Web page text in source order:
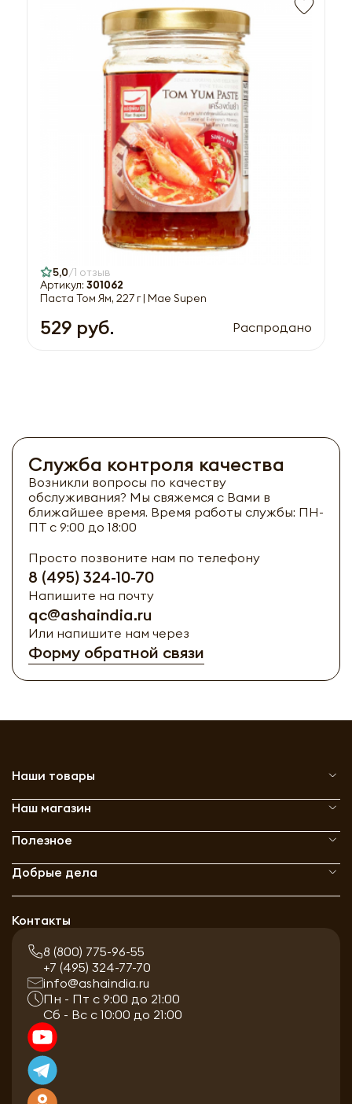
5,0 1 отзыв
Артикул: 301062
Паста Том Ям, 227 г | Mae Supen
529 руб. Распродано
Служба контроля качества
Возникли вопросы по качеству
обслуживания? Мы свяжемся с Вами в
ближайшее время. Время работы службы: ПН-
ПТ с 9:00 до 18:00
Просто позвоните нам по телефону
8 (495) 324-10-70
Напишите на почту
qc@ashaindia.ru
Или напишите нам через
Форму обратной связи
Наши товары
Наш магазин
Полезное
Добрые дела
Контакты
8 (800) 775-96-55
+7 (495) 324-77-70
info@ashaindia.ru
Пн - Пт с 9:00 до 21:00
Сб - Вс с 10:00 до 21:00